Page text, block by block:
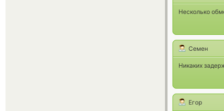
Несколько
Семен
Никаких
Егор